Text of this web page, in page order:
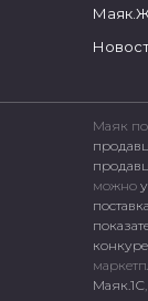
Маяк
можно
Маяк.1С